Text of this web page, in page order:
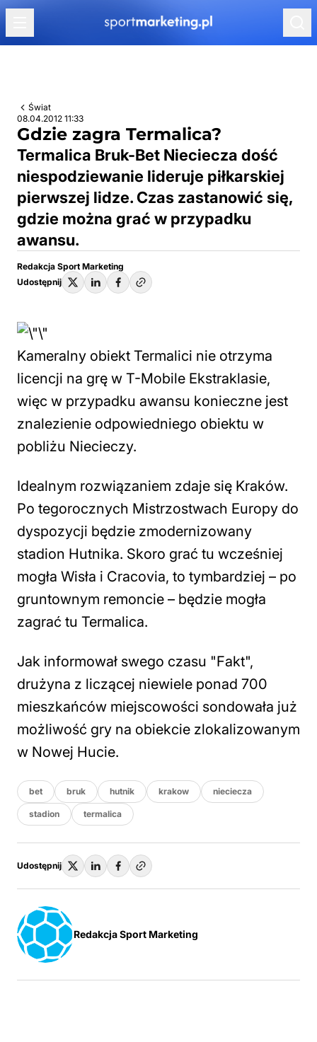
Przejdź do treści
Świat
08.04.2012 11:33
Gdzie zagra Termalica?
Termalica Bruk-Bet Nieciecza dość
niespodziewanie lideruje piłkarskiej
pierwszej lidze. Czas zastanowić się,
gdzie można grać w przypadku
awansu.
Redakcja Sport Marketing
Udostępnij
Kameralny obiekt Termalici nie otrzyma
licencji na grę w T-Mobile Ekstraklasie,
więc w przypadku awansu konieczne jest
znalezienie odpowiedniego obiektu w
pobliżu Niecieczy.
Idealnym rozwiązaniem zdaje się Kraków.
Po tegorocznych Mistrzostwach Europy do
dyspozycji będzie zmodernizowany
stadion Hutnika. Skoro grać tu wcześniej
mogła Wisła i Cracovia, to tymbardziej – po
gruntownym remoncie – będzie mogła
zagrać tu Termalica.
Jak informował swego czasu "Fakt",
drużyna z liczącej niewiele ponad 700
mieszkańców miejscowości sondowała już
możliwość gry na obiekcie zlokalizowanym
w Nowej Hucie.
bet bruk hutnik krakow nieciecza
stadion termalica
Udostępnij
Redakcja Sport Marketing